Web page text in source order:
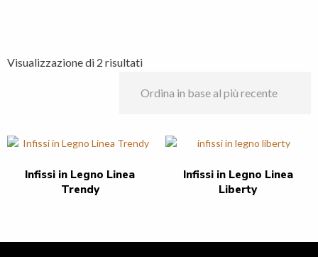
Visualizzazione di 2 risultatiOrdina
base
più
Infissi in Legno Linea
Trendy
Infissi in Legno Linea
Liberty